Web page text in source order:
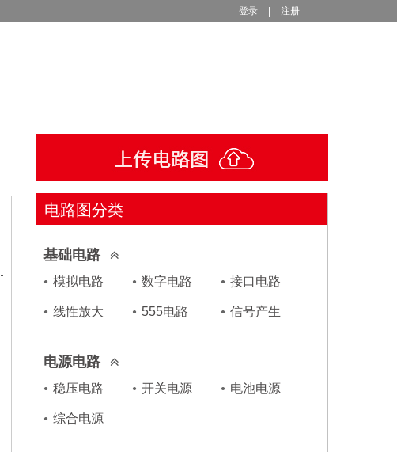
登录 注册
电路图分类
基础电路
模拟电路 数字电路 接口电路
线性放大 555电路 信号产生
电源电路
稳压电路 开关电源 电池电源
综合电源